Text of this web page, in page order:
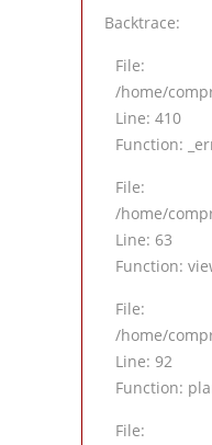
Backtrace:
File:
/home/
Line: 410
Function:
File:
/home/
Line: 63
Function:
File:
/home/
Line: 92
Function:
File: